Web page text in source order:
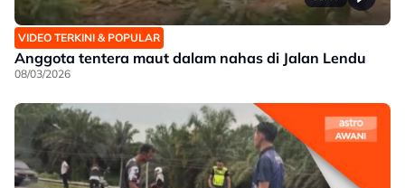
VIDEO TERKINI & POPULAR
Anggota tentera maut dalam nahas di Jalan Lendu
08/03/2026